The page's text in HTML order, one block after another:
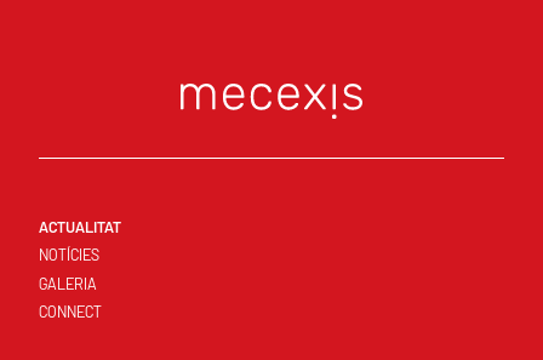
ACTUALITAT
NOTÍCIES
GALERIA
CONNECT